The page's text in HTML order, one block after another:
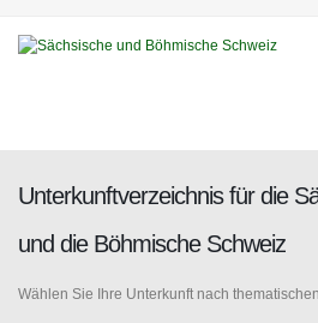
Unterkunftverzeichnis für die
und die Böhmische Schweiz
Wählen Sie Ihre Unterkunft nach